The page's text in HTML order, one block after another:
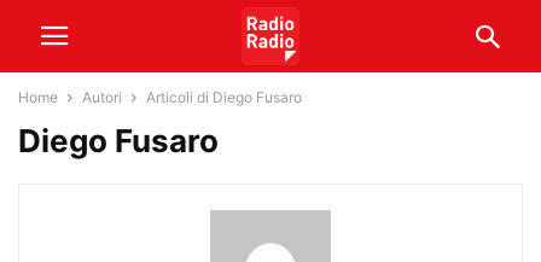
Home Autori Articoli di Diego Fusaro
Diego Fusaro